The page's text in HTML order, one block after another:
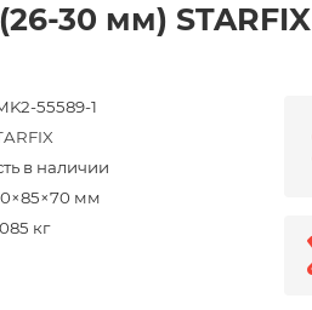
30 мм) STARFIX
55589-1
в наличии
мм
кг